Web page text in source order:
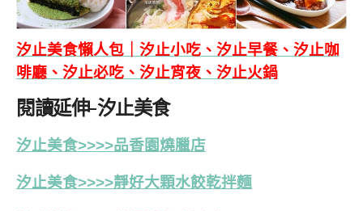
汐止美食懶人包｜汐止小吃、汐止早餐、汐止咖
啡廳、汐止必吃、汐止宵夜、汐止火鍋
閱讀延伸-汐止美食
汐止美食>>>>品香園燒臘店
汐止美食>>>>靜好大顆水餃乾拌麵